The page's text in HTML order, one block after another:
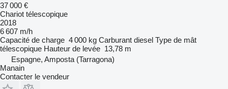
37 000 €
Chariot télescopique
2018
6 607 m/h
Capacité de charge 4 000 kg Carburant diesel Type de mât
télescopique Hauteur de levée 13,78 m
Espagne, Amposta (Tarragona)
Manain
Contacter le vendeur